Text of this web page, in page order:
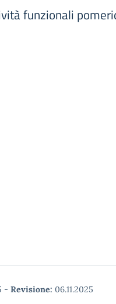
funzionali
- Revisione: 06.11.2025